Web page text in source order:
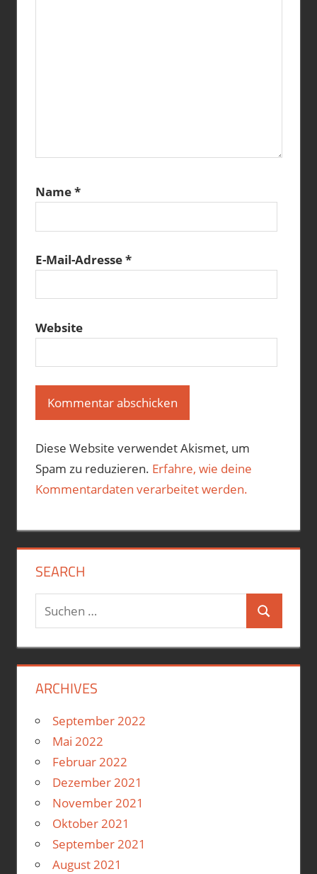
Name*
E-Mail-Adresse*
Website
Diese Website verwendet Akismet, um
Spam zu reduzieren. Erfahre, wie deine
Kommentardaten verarbeitet werden.
SEARCH
Suchen
nach:
Suchen
ARCHIVES
September 2022
Mai 2022
Februar 2022
Dezember 2021
November 2021
Oktober 2021
September 2021
August 2021